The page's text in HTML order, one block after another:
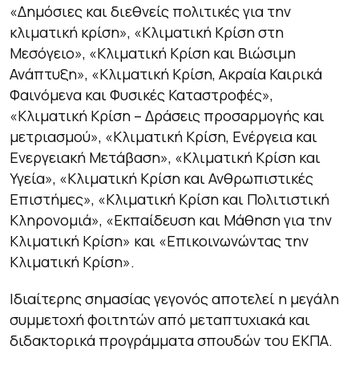
«Δημόσιες και διεθνείς πολιτικές για την
κλιματική κρίση», «Κλιματική Κρίση στη
Μεσόγειο», «Κλιματική Κρίση και Βιώσιμη
Ανάπτυξη», «Κλιματική Κρίση, Ακραία Καιρικά
Φαινόμενα και Φυσικές Καταστροφές»,
«Κλιματική Κρίση – Δράσεις προσαρμογής και
μετριασμού», «Κλιματική Κρίση, Ενέργεια και
Ενεργειακή Μετάβαση», «Κλιματική Κρίση και
Υγεία», «Κλιματική Κρίση και Ανθρωπιστικές
Επιστήμες», «Κλιματική Κρίση και Πολιτιστική
Κληρονομιά», «Εκπαίδευση και Μάθηση για την
Κλιματική Κρίση» και «Επικοινωνώντας την
Κλιματική Κρίση».
Ιδιαίτερης σημασίας γεγονός αποτελεί η μεγάλη
συμμετοχή φοιτητών από μεταπτυχιακά και
διδακτορικά προγράμματα σπουδών του ΕΚΠΑ.